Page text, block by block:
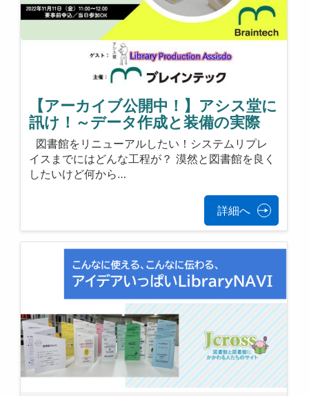
【アーカイブ公開中！】アシス堂に
訊け！～データ作成と装備の実際
図書館をリニューアルしたい！システムリプレ
イスまでにはどんな工程が？ 漠然と図書館を良く
したいけど何から…
詳細へ